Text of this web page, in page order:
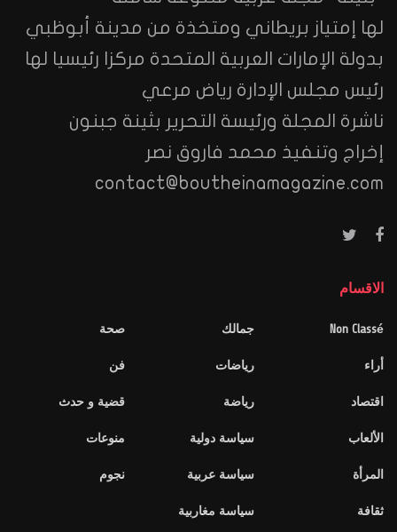
لها إمتياز بريطاني ومتخذة من مدينة أبوظبي
بدولة الإمارات العربية المتحدة مركزا رئيسيا لها
رئيس مجلس الإدارة رياض مرعي
ناشرة المجلة ورئيسة التحرير بثينة جبنون
إخراج وتنفيذ محمد فاروق نصر
contact@boutheinamagazine.com
الاقسام
Non Classé
أراء
اقتصاد
الألعاب
المرأة
ثقافة
جمالك
رياضات
رياضة
سياسة دولية
سياسة عربية
سياسة مغاربية
صحة
فن
قضية و حدث
منوعات
نجوم